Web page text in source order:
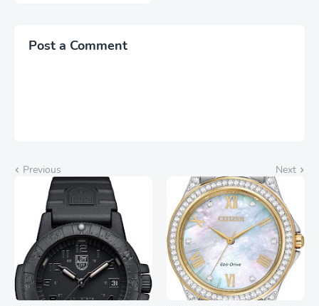
Post a Comment
Previous Next